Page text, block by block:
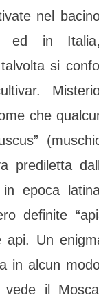
nel
ed in
si
che
prediletta
in epoca
definite
api. Un
in alcun
vede il